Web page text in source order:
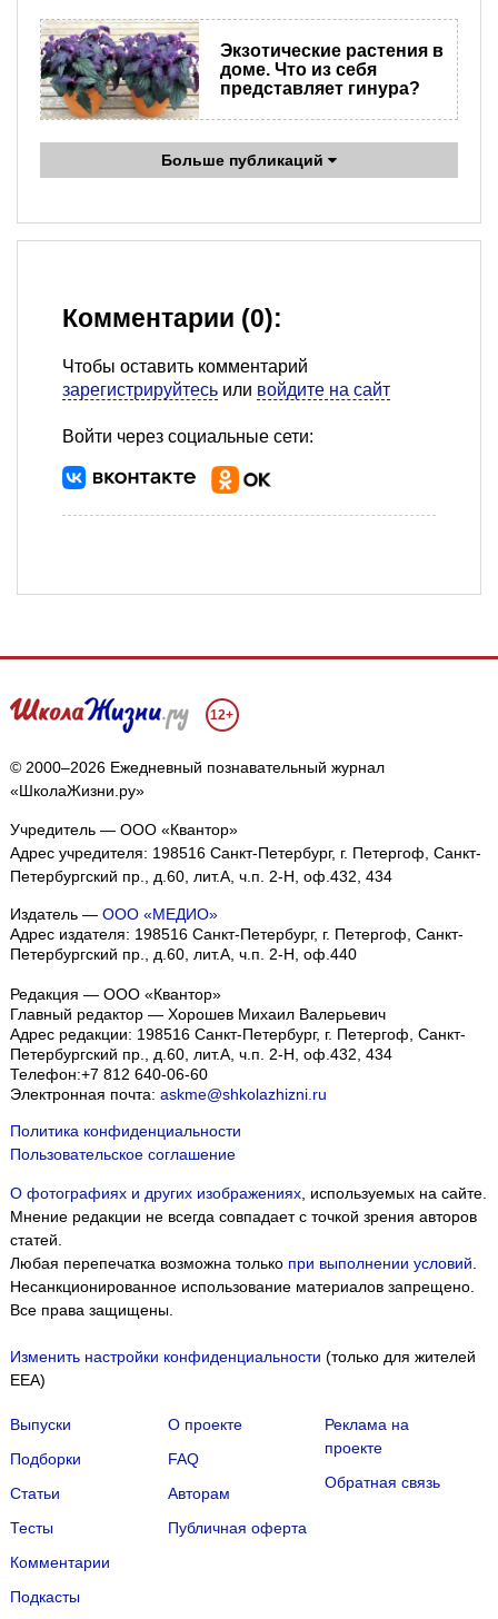
Экзотические растения в
доме. Что из себя
представляет гинура?
Больше публикаций
Комментарии (0):
Чтобы оставить комментарий
зарегистрируйтесь или войдите на сайт
Войти через социальные сети:
12+
© 2000–2026 Ежедневный познавательный журнал
«ШколаЖизни.ру»
Учредитель — ООО «Квантор»
Адрес учредителя: 198516 Санкт-Петербург, г. Петергоф, Санкт-
Петербургский пр., д.60, лит.А, ч.п. 2-Н, оф.432, 434
Издатель — ООО «МЕДИО»
Адрес издателя: 198516 Санкт-Петербург, г. Петергоф, Санкт-
Петербургский пр., д.60, лит.А, ч.п. 2-Н, оф.440
Редакция — ООО «Квантор»
Главный редактор — Хорошев Михаил Валерьевич
Адрес редакции: 198516 Санкт-Петербург, г. Петергоф, Санкт-
Петербургский пр., д.60, лит.А, ч.п. 2-Н, оф.432, 434
Телефон:+7 812 640-06-60
Электронная почта: askme@shkolazhizni.ru
Политика конфиденциальности
Пользовательское соглашение
О фотографиях и других изображениях, используемых на сайте.
Мнение редакции не всегда совпадает с точкой зрения авторов
статей.
Любая перепечатка возможна только при выполнении условий.
Несанкционированное использование материалов запрещено.
Все права защищены.
Изменить настройки конфиденциальности (только для жителей
EEA)
Выпуски
Подборки
Статьи
Тесты
Комментарии
Подкасты
О проекте
FAQ
Авторам
Публичная оферта
Реклама на
проекте
Обратная связь